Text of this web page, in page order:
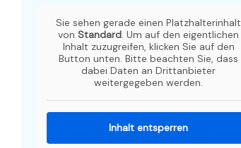
Sie sehen gerade einen Platzhalterinhalt
von Standard. Um auf den eigentlichen
Inhalt zuzugreifen, klicken Sie auf den
Button unten. Bitte beachten Sie, dass
dabei Daten an Drittanbieter
weitergegeben werden.
Inhalt entsperren